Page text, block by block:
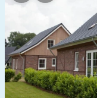
3
Badezimmer:
1 2 3